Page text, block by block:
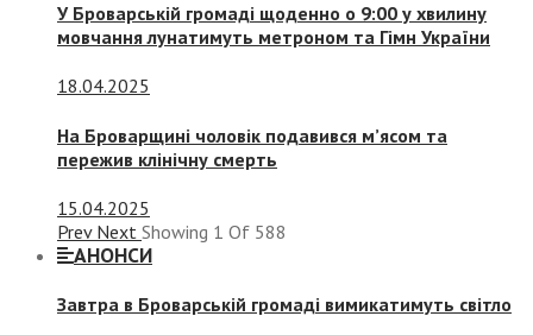
У Броварській громаді щоденно о 9:00 у хвилину
мовчання лунатимуть метроном та Гімн України
18.04.2025
На Броварщині чоловік подавився м’ясом та
пережив клінічну смерть
15.04.2025
Prev Next Showing 1 Of 588
АНОНСИ
Завтра в Броварській громаді вимикатимуть світло